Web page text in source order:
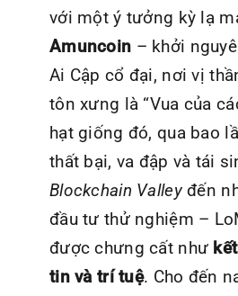
với một ý tưởng kỳ lạ
Amuncoin – khởi
Ai Cập cổ đại, nơi vị
tôn xưng là “Vua của
hạt giống đó, qua bao
thất bại, va đập và tái
Blockchain Valleyđến
đầu tư thử nghiệm –
được chưng cất như
tin và trí tuệ. Cho đến